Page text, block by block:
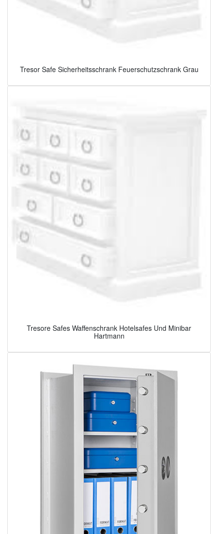
Tresor Safe Sicherheitsschrank Feuerschutzschrank Grau
Tresore Safes Waffenschrank Hotelsafes Und Minibar
Hartmann